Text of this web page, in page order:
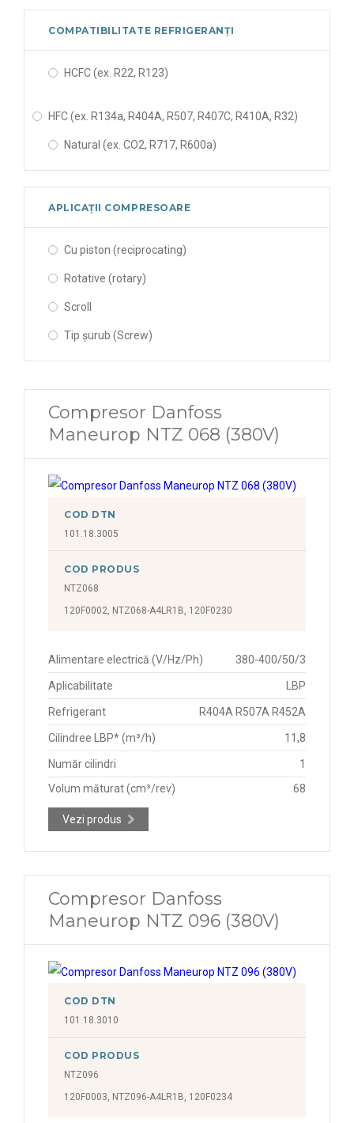
COMPATIBILITATE REFRIGERANȚI
HCFC (ex. R22, R123)
HFC (ex. R134a, R404A, R507, R407C, R410A, R32)
Natural (ex. CO2, R717, R600a)
APLICAȚII COMPRESOARE
Cu piston (reciprocating)
Rotative (rotary)
Scroll
Tip șurub (Screw)
Compresor Danfoss
Maneurop NTZ 068 (380V)
COD DTN
101.18.3005
COD PRODUS
NTZ068
120F0002, NTZ068-A4LR1B, 120F0230
Alimentare electrică (V/Hz/Ph) 380-400/50/3
Aplicabilitate LBP
Refrigerant R404A R507A R452A
Cilindree LBP* (m³/h) 11,8
Număr cilindri
1
Volum măturat (cm³/rev)
68
Vezi produs
Compresor Danfoss
Maneurop NTZ 096 (380V)
COD DTN
101.18.3010
COD PRODUS
NTZ096
120F0003, NTZ096-A4LR1B, 120F0234